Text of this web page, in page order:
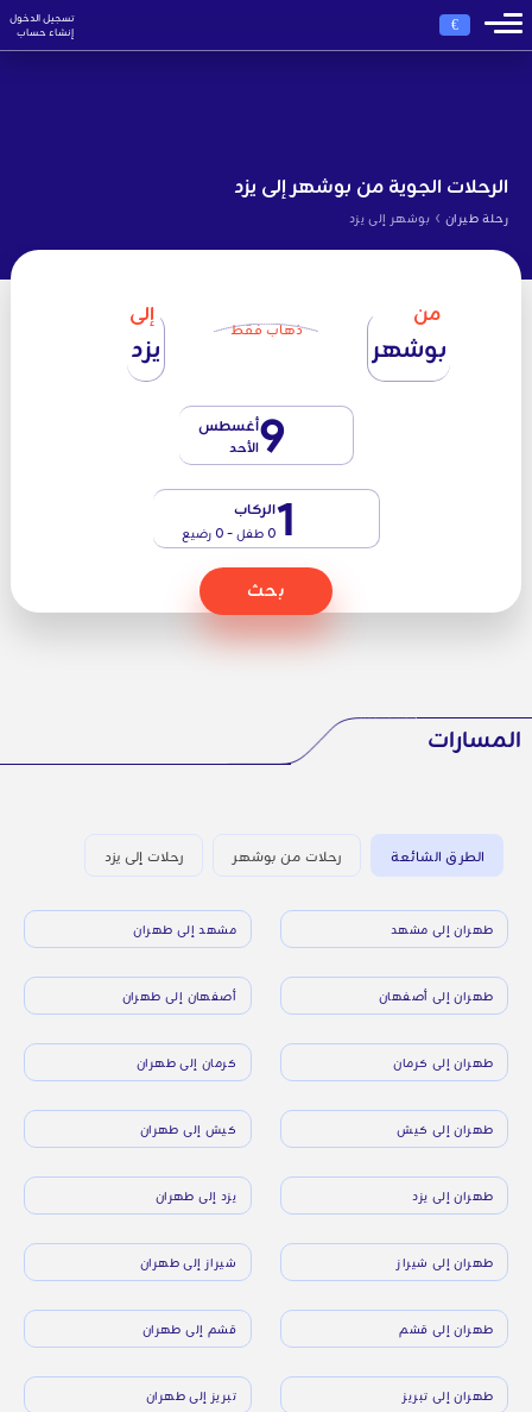
€
تسجيل الدخول
إنشاء حساب
الرحلات الجوية من بوشهر إلى يزد
رحلة طيران › بوشهر إلى يزد
من
بوشهر ذهاب فقط
إلى
يزد
9أغسطس
الأحد
1الركاب
0 طفل - 0 رضيع
بحث
المسارات
الطرق الشائعة رحلات من بوشهر رحلات إلى يزد
طهران إلى مشهد مشهد إلى طهران
طهران إلى أصفهان أصفهان إلى طهران
طهران إلى كرمان كرمان إلى طهران
طهران إلى كيش كيش إلى طهران
طهران إلى يزد يزد إلى طهران
طهران إلى شيراز شيراز إلى طهران
طهران إلى قشم قشم إلى طهران
طهران إلى تبريز تبريز إلى طهران